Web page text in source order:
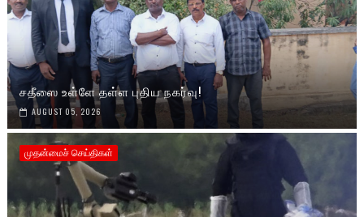
சதீஸை உள்ளே தள்ள புதிய நகர்வு!
AUGUST 05, 2026
முதன்மைச் செய்திகள்